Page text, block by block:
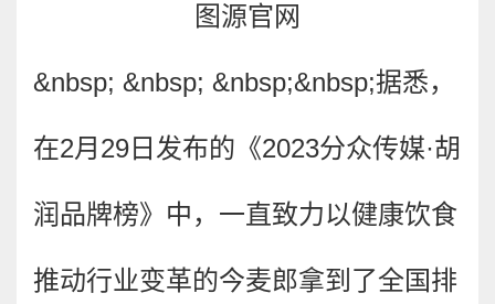
图源官网
&nbsp; &nbsp; &nbsp;&nbsp;据悉，
在2月29日发布的《2023分众传媒·胡
润品牌榜》中，一直致力以健康饮食
推动行业变革的今麦郎拿到了全国排